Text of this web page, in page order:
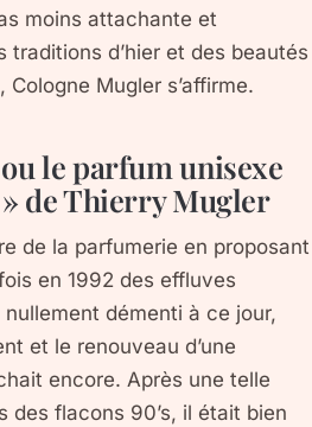
moins attachante et
d’hier et des beautés
Cologne Mugler s’affirme.
le parfum unisexe
de Thierry Mugler
de la parfumerie en proposant
en 1992 des effluves
démenti à ce jour,
et le renouveau d’une
encore. Après une telle
des flacons 90’s, il était bien